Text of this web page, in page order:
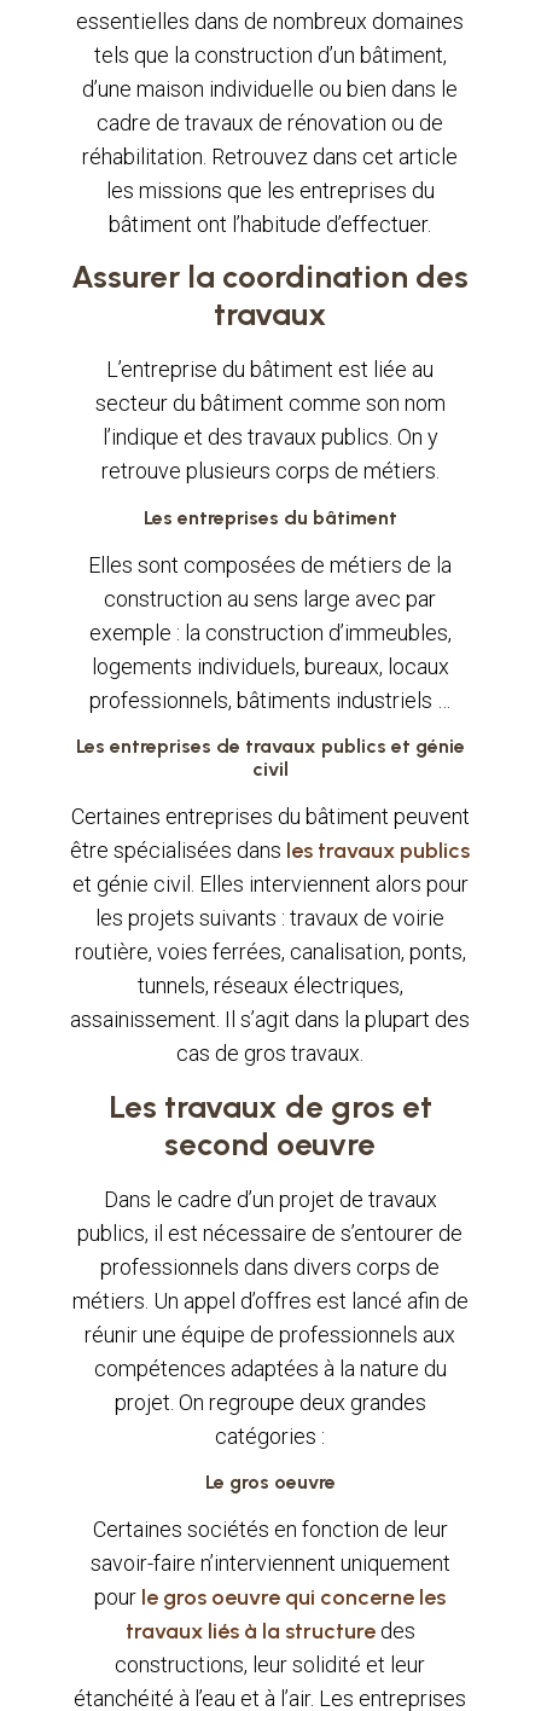
essentielles dans de nombreux domaines
tels que la construction d’un bâtiment,
d’une maison individuelle ou bien dans le
cadre de travaux de rénovation ou de
réhabilitation. Retrouvez dans cet article
les missions que les entreprises du
bâtiment ont l’habitude d’effectuer.
Assurer la coordination des
travaux
L’entreprise du bâtiment est liée au
secteur du bâtiment comme son nom
l’indique et des travaux publics. On y
retrouve plusieurs corps de métiers.
Les entreprises du bâtiment
Elles sont composées de métiers de la
construction au sens large avec par
exemple : la construction d’immeubles,
logements individuels, bureaux, locaux
professionnels, bâtiments industriels …
Les entreprises de travaux publics et génie
civil
Certaines entreprises du bâtiment peuvent
être spécialisées dans les travaux publics
et génie civil. Elles interviennent alors pour
les projets suivants : travaux de voirie
routière, voies ferrées, canalisation, ponts,
tunnels, réseaux électriques,
assainissement. Il s’agit dans la plupart des
cas de gros travaux.
Les travaux de gros et
second oeuvre
Dans le cadre d’un projet de travaux
publics, il est nécessaire de s’entourer de
professionnels dans divers corps de
métiers. Un appel d’offres est lancé afin de
réunir une équipe de professionnels aux
compétences adaptées à la nature du
projet. On regroupe deux grandes
catégories :
Le gros oeuvre
Certaines sociétés en fonction de leur
savoir-faire n’interviennent uniquement
pour le gros oeuvre qui concerne les
travaux liés à la structuredes
constructions, leur solidité et leur
étanchéité à l’eau et à l’air. Les entreprises